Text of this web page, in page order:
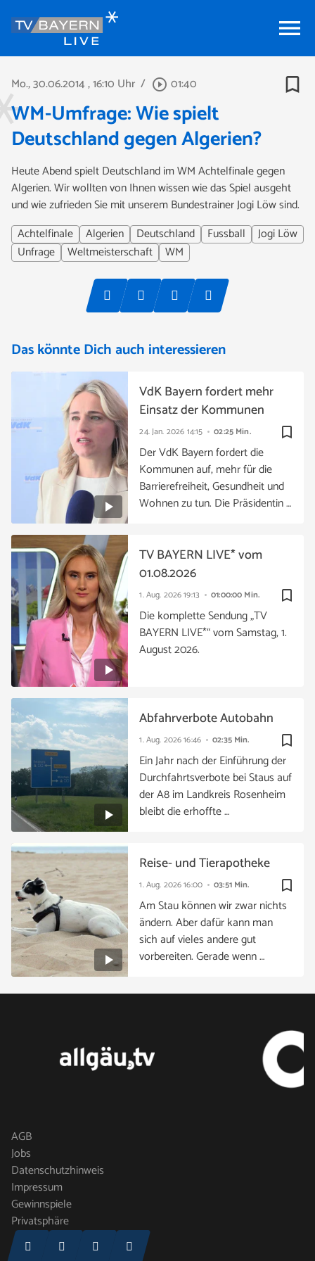
menu
Mo., 30.06.2014, 16:10 Uhr / play_circle_outline 01:40 bookmark_border
WM-Umfrage: Wie spielt
Deutschland gegen Algerien?
Heute Abend spielt Deutschland im WM Achtelfinale gegen
Algerien. Wir wollten von Ihnen wissen wie das Spiel ausgeht
und wie zufrieden Sie mit unserem Bundestrainer Jogi Löw sind.
Achtelfinale
Algerien Deutschland Fussball
Jogi Löw
Unfrage
Weltmeisterschaft WM
Das könnte Dich auch interessieren
bookmark_border
24. Jan. 2026 14:15 02:25 Min.
VdK Bayern fordert mehr
Einsatz der Kommunen
Der VdK Bayern fordert die
Kommunen auf, mehr für die
Barrierefreiheit, Gesundheit und
Wohnen zu tun. Die Präsidentin …
bookmark_border
1. Aug. 202619:13 01:00:00 Min.
TV BAYERN LIVE* vom
01.08.2026
Die komplette Sendung „TV
BAYERN LIVE*“ vom Samstag, 1.
August 2026.
bookmark_border
1. Aug. 202616:46 02:35 Min.
Abfahrverbote Autobahn
Ein Jahr nach der Einführung der
Durchfahrtsverbote bei Staus auf
der A8 im Landkreis Rosenheim
bleibt die erhoffte …
bookmark_border
1. Aug. 202616:00 03:51 Min.
Reise- und Tierapotheke
Am Stau können wir zwar nichts
ändern. Aber dafür kann man
sich auf vieles andere gut
vorbereiten. Gerade wenn …
AGB
Jobs
Datenschutzhinweis
Impressum
Gewinnspiele
Privatsphäre